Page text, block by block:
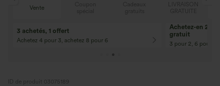
Vente
3 achetés, 1 offert
Achetez 4 pour 3, achetez 8 pour 6
Achetez-en 2,
gratuit
3 pour 2, 6 pour 4,
ID de produit 03075189